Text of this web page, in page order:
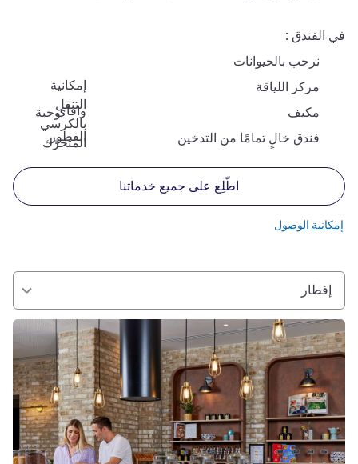
في الفندق
نرحب بالحيوانات
إمكانية
التنقل
بالكرسي
المتحرّك
مركز اللياقة
وافاي
مكيف
وجبة
الفطور
فندق خالٍ تمامًا من التدخين
اطّلِع على جميع خدماتنا
إمكانية الوصول
إفطار
راجع التفاصيل